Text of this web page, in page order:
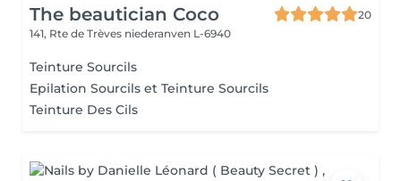
The beautician Coco
20
141, Rte de Trèves niederanven L-6940
Teinture Sourcils
Epilation Sourcils et Teinture Sourcils
Teinture Des Cils